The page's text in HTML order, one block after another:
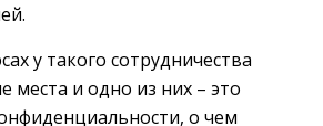
у такого сотрудничества
места и одно из них – это
о чем